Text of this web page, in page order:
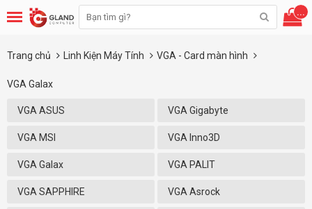
...
Trang chủ Linh Kiện Máy Tính VGA - Card màn hình
VGA Galax
VGA ASUS VGA Gigabyte
VGA MSI VGA Inno3D
VGA Galax VGA PALIT
VGA SAPPHIRE VGA Asrock